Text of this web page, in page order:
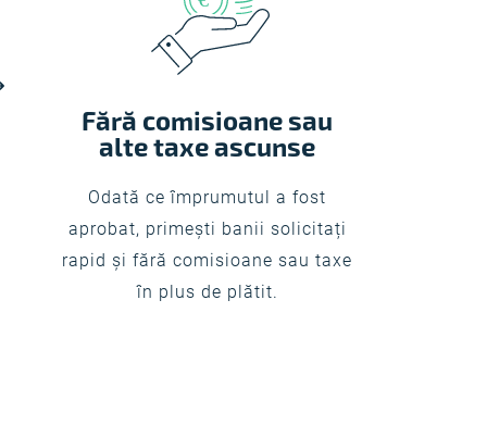
Fără comisioane sau
alte taxe ascunse
Odată ce împrumutul a fost
aprobat, primești banii solicitați
rapid și fără comisioane sau taxe
în plus de plătit.